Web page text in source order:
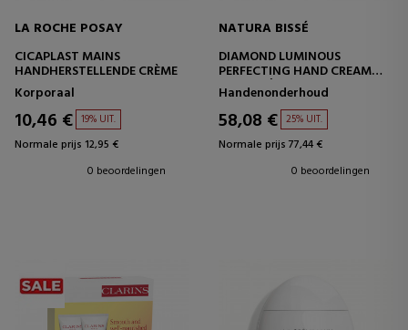
LA ROCHE POSAY
CICAPLAST MAINS
HANDHERSTELLENDE CRÈME
Korporaal
10,46 € 19% UIT.
Normale prijs 12,95 €
0 beoordelingen
NATURA BISSÉ
DIAMOND LUMINOUS
PERFECTING HAND CREAM
HANDCRÈME
Handenonderhoud
58,08 € 25% UIT.
Normale prijs 77,44 €
0 beoordelingen